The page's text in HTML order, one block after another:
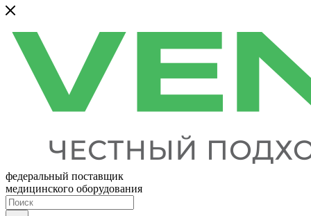
федеральный поставщик
медицинского оборудования